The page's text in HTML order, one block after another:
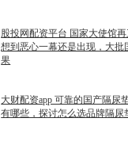
股投网配资平台 国家大使馆
想到恶心一幕还是出现，大批
果
大财配资app 可靠的国产隔尿
有哪些，探讨怎么选品牌隔尿